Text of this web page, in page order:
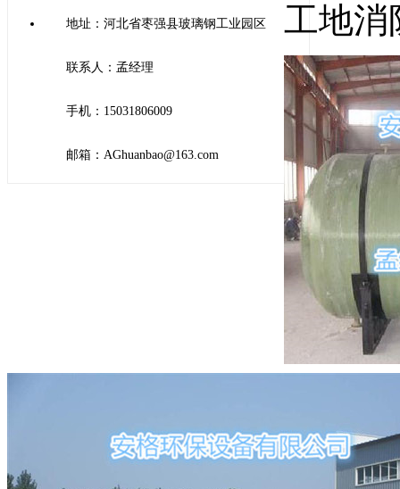
地址：河北省枣强县玻璃钢工业园区
联系人：孟经理
手机：15031806009
邮箱：AGhuanbao@163.com
工地消